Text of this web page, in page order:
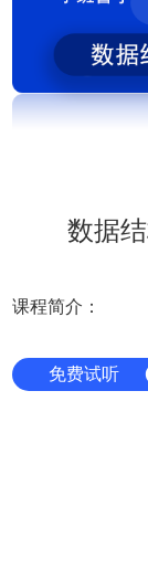
数据
课程简介：
免费试听